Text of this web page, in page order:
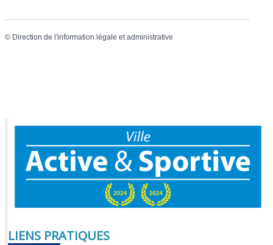
© Direction de l'information légale et administrative
LIENS PRATIQUES